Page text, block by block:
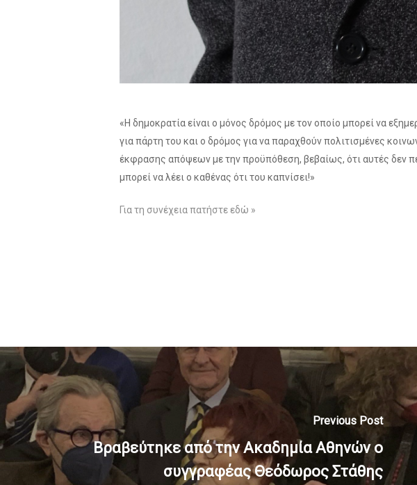
«Η δημοκρατία είναι ο μόνος δρόμος με τον οποίο μπορεί να
για πάρτη του και ο δρόμος για να παραχθούν πολιτισμένες
έκφρασης απόψεων με την προϋπόθεση, βεβαίως, ότι αυτές δεν
μπορεί να λέει ο καθένας ότι του καπνίσει!»
Για τη συνέχεια πατήστε εδώ »
Previous Post
Βραβεύτηκε από την Ακαδημία Αθηνών ο
συγγραφέας Θεόδωρος Στάθης